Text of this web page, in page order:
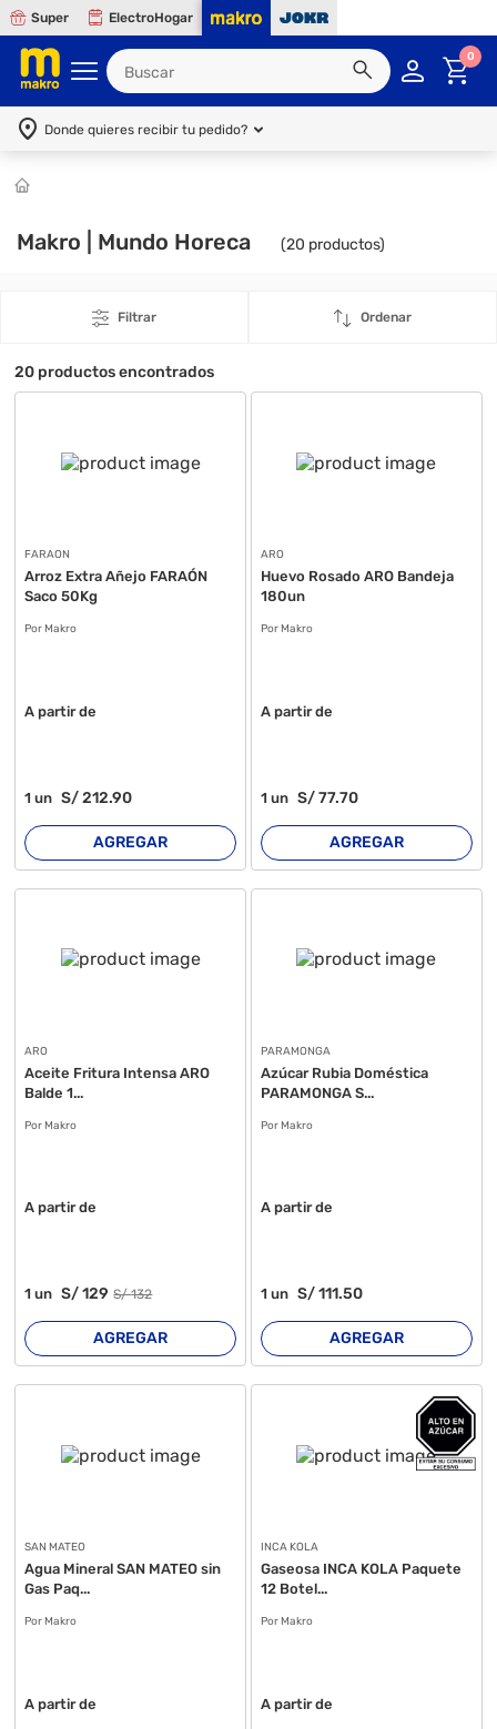
Super ElectroHogar
0
Donde quieres recibir tu pedido?
Makro | Mundo Horeca (20 productos)
Filtrar Ordenar
20 productos encontrados
FARAON
Arroz Extra Añejo FARAÓN
Saco 50Kg
Por Makro
A partir de
1un S/212.90
AGREGAR
ARO
Huevo Rosado ARO Bandeja
180un
Por Makro
A partir de
1 un S/77.70
AGREGAR
ARO
Aceite Fritura Intensa ARO
Balde 1...
Por Makro
A partir de
1un S/129 S/132
AGREGAR
PARAMONGA
Azúcar Rubia Doméstica
PARAMONGA S...
Por Makro
A partir de
1 un S/111.50
AGREGAR
SAN MATEO
Agua Mineral SAN MATEO sin
Gas Paq...
Por Makro
A partir de
INCA KOLA
Gaseosa INCA KOLA Paquete
12 Botel...
Por Makro
A partir de